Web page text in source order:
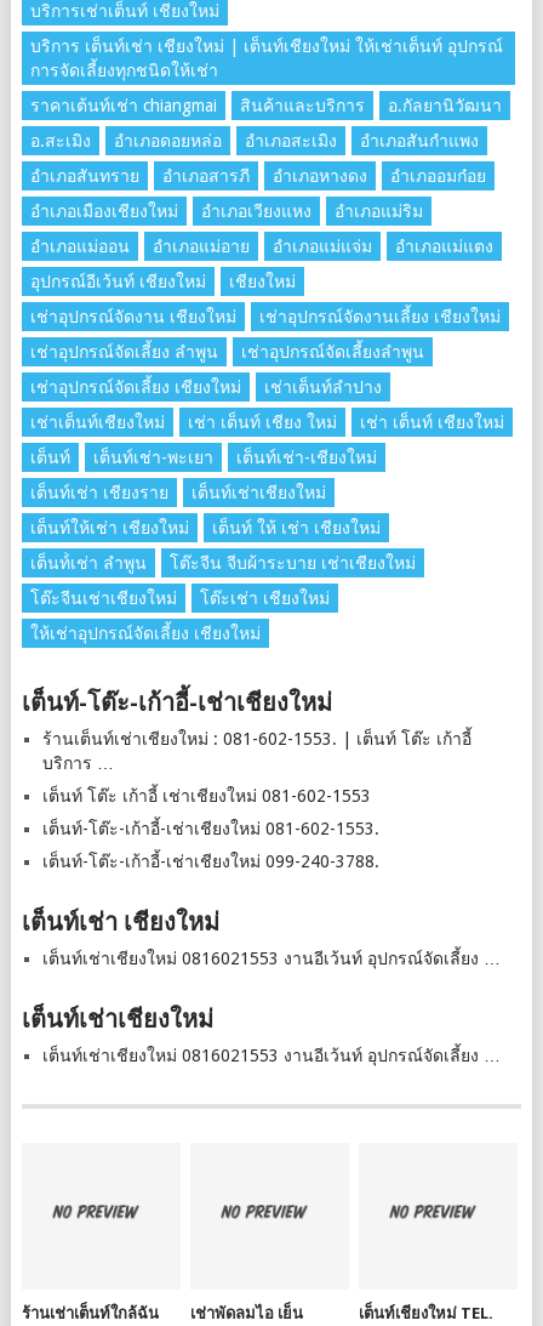
บริการเช่าเต็นท์ เชียงใหม่
บริการ เต็นท์เช่า เชียงใหม่ | เต็นท์เชียงใหม่ ให้เช่าเต็นท์ อุปกรณ์
การจัดเลี้ยงทุกชนิดให้เช่า
ราคาเต้นท์เช่า chiangmai
สินค้าและบริการ
อ.กัลยานิวัฒนา
อ.สะเมิง
อำเภอดอยหล่อ อำเภอสะเมิง
อำเภอสันกำแพง
อำเภอสันทราย
อำเภอสารภี อำเภอหางดง
อำเภออมก๋อย
อำเภอเมืองเชียงใหม่
อำเภอเวียงแหง
อำเภอแม่ริม
อำเภอแม่ออน
อำเภอแม่อาย อำเภอแม่แจ่ม
อำเภอแม่แตง
อุปกรณ์อีเว้นท์ เชียงใหม่
เชียงใหม่
เช่าอุปกรณ์จัดงาน เชียงใหม่
เช่าอุปกรณ์จัดงานเลี้ยง เชียงใหม่
เช่าอุปกรณ์จัดเลี้ยง ลําพูน
เช่าอุปกรณ์จัดเลี้ยงลําพูน
เช่าอุปกรณ์จัดเลี้ยง เชียงใหม่
เช่าเต็นท์ลำปาง
เช่าเต็นท์เชียงใหม่
เช่า เต็นท์ เชียง ใหม่
เช่า เต็นท์ เชียงใหม่
เต็นท์
เต็นท์เช่า-พะเยา
เต็นท์เช่า-เชียงใหม่
เต็นท์เช่า เชียงราย
เต็นท์เช่าเชียงใหม่
เต็นท์ให้เช่า เชียงใหม่
เต็นท์ ให้ เช่า เชียงใหม่
เต็นท์่เช่า ลำพูน
โต๊ะจีน จีบผ้าระบาย เช่าเชียงใหม่
โต๊ะจีนเช่าเชียงใหม่
โต๊ะเช่า เชียงใหม่
ให้เช่าอุปกรณ์จัดเลี้ยง เชียงใหม่
เต็นท์-โต๊ะ-เก้าอี้-เช่าเชียงใหม่
ร้านเต็นท์เช่าเชียงใหม่ : 081-602-1553. | เต็นท์ โต๊ะ เก้าอี้
บริการ …
เต็นท์ โต๊ะ เก้าอี้ เช่าเชียงใหม่ 081-602-1553
เต็นท์-โต๊ะ-เก้าอี้-เช่าเชียงใหม่ 081-602-1553.
เต็นท์-โต๊ะ-เก้าอี้-เช่าเชียงใหม่ 099-240-3788.
เต็นท์เช่า เชียงใหม่
เต็นท์เช่าเชียงใหม่ 0816021553 งานอีเว้นท์ อุปกรณ์จัดเลี้ยง …
เต็นท์เช่าเชียงใหม่
เต็นท์เช่าเชียงใหม่ 0816021553 งานอีเว้นท์ อุปกรณ์จัดเลี้ยง …
ร้านเช่าเต็นท์ใกล้ฉัน เช่าพัดลมไอ เย็น เต็นท์เชียงใหม่ TEL.